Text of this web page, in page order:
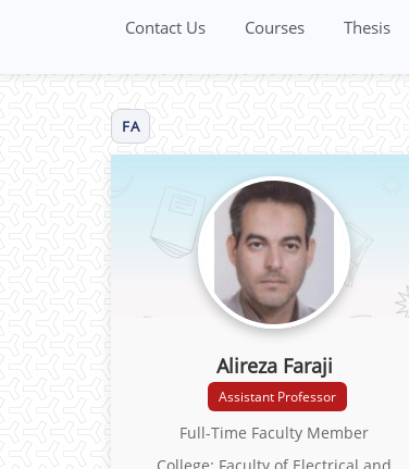
Thesis
Courses
Contact Us
FA
Alireza Faraji
Assistant Professor
Full-Time Faculty Member